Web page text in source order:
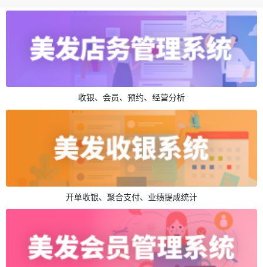
收银、会员、预约、经营分析
开单收银、聚合支付、业绩提成统计